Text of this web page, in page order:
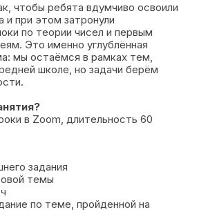
чтобы ребята вдумчиво освоили
и при этом затронули
по теории чисел и первым
Это именно углублённая
мы остаёмся в рамках тем,
школе, но задачи берём
в Zoom, длительность 60
задания
темы
по теме, пройденной на